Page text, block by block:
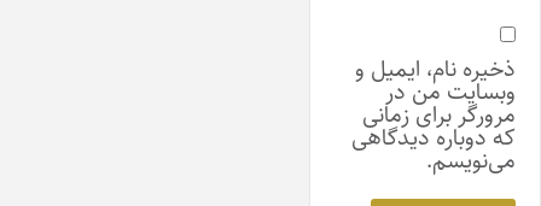
ذخیره نام، ایمیل و
وبسایت من در
مرورگر برای زمانی
که دوباره دیدگاهی
می‌نویسم.